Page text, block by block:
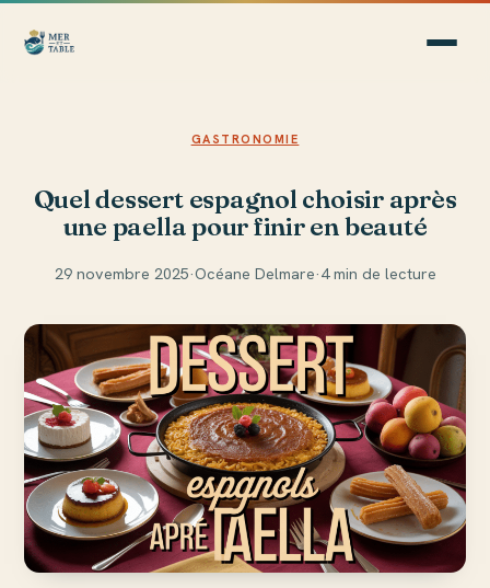
GASTRONOMIE
Quel dessert espagnol choisir après
une paella pour finir en beauté
29 novembre 2025·Océane Delmare·4 min de lecture